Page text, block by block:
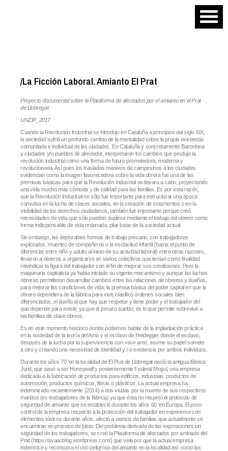
/La Ficción Laboral. Amianto El Prat
Proyecto documental sobre la Plataforma de afectados por el amianto en el Prat
de Llobregat
UNZIP_2017
Cuando la Revolución Industrial se introdujo en Cataluña a principios del siglo XIX,
la sociedad sufrió un profundo cambio de la mentalidad sobre la propia existencia
comunitaria e individual de las ciudades. En Cataluña y concretamente Barcelona
y ciudades y/o pueblos de alrededor, interpretaron los cambios que produjo la
revolución industrial como una forma de futuro prometedora, moderna y
revolucionaria. Así pues los traslados masivos de campesinos a las ciudades
evidencian como la imagen favorecedora sobre la vida obrera fue una de las
premisas básicas para que la Revolución Industrial se llevara a cabo, proyectando
una vida mucho más cómoda y de calidad para las familias. Es por esta razón,
que la Revolución Industrial no sólo fue importante para estructurar una época
convulsa en la lucha de clases sociales, en la creación de estamentos o en la
visibilidad de los derechos ciudadanos, también fue importante porque creó
necesidades de vida que sólo pueden suplirse mediante el trabajo del obrero como
forma indispensable de vida ordenada, pilar base de la sociedad actual.
Sin embargo, las deplorables formas de trabajo precario, con trabajadores
explotados, muertes de compañeros o la esclavitud infantil (hasta el punto de
diferenciar entre niño y adulto al inicio de su actividad laboral) entre otras razones,
llevaron a obreros a organizarse en varios colectivos que tenían como finalidad
reivindicar la figura del trabajador con el fin de mejorar sus condiciones. Pero la
maquinaria capitalista ya había iniciado su vigente mecanismo y aunque las luchas
obreras permitieron desarrollar cambios entre las relaciones de obreros y dueños,
para mejorar las condiciones de vida, la premisa básica del poder capital en que la
obrero dependiera de la fábrica para vivir, clasificó órdenes sociales bien
diferenciados: el dueño al que hay que respetar y tiene poder y el trabajador del
que depende para existir, ya que el jornal o sueldo, es lo que permite sobrevivir a
las familias de clase obrera.
Es en este momento histórico donde podemos hablar de la implantación práctica
en la sociedad de la teoría del Amo y el esclavo de Heidegger donde el esclavo,
después de la lucha por la supervivencia con «su» amo, asume su papel somete
a otro y creando una necesidad de identidad y / o existencia por ambos individuos.
Durante los años 70 ‘en la localidad de El Prat de Llobregat nació la antigua fábrica
Jurid, que pasó a ser Honeywell y posteriormente Federal Mogul, una empresa
dedicada a la fabricación de productos para edificios, industrias, productos de
automoción, productos químicos, fibras o plásticos. La actual empresa ha
indemnizado recientemente (2014) a dos viudas por la muerte de sus respectivos
maridos (ex-trabajadores de la fábrica) ya que ésta no respetó el protocolo de
seguridad de amianto que se estableció durante los años 60 ‘en Europa. El poco
control de la empresa respecto a la protección del trabajador en exponerse con
elementos tóxicos durante años, afectó a cientos de familias que actualmente se
encuentran en proceso de juicio. Del problema derivado de las exposiciones sin
seguridad de los trabajadores, se creó la Plataforma de afectados por aminado del
Prat (https://avaacblog.wordpress.com/) que vela por que la actual empresa
indemnice y reconozca el uso peligroso del amianto en la localidad así como las